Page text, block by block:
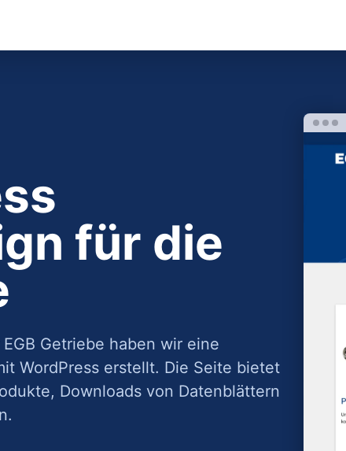
für die
Getriebe haben wir eine
WordPress erstellt. Die Seite bietet
Downloads von Datenblättern